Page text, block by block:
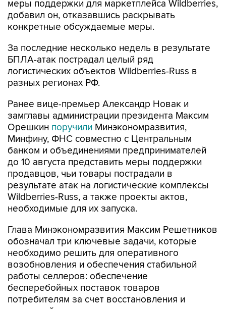
меры поддержки для маркетплейса Wildberries,
добавил он, отказавшись раскрывать
конкретные обсуждаемые меры.
За последние несколько недель в результате
БПЛА-атак пострадал целый ряд
логистических объектов Wildberries-Russ в
разных регионах РФ.
Ранее вице-премьер Александр Новак и
замглавы администрации президента Максим
Орешкин поручили Минэкономразвития,
Минфину, ФНС совместно с Центральным
банком и объединениями предпринимателей
до 10 августа представить меры поддержки
продавцов, чьи товары пострадали в
результате атак на логистические комплексы
Wildberries-Russ, а также проекты актов,
необходимые для их запуска.
Глава Минэкономразвития Максим Решетников
обозначал три ключевые задачи, которые
необходимо решить для оперативного
возобновления и обеспечения стабильной
работы селлеров: обеспечение
бесперебойных поставок товаров
потребителям за счет восстановления и